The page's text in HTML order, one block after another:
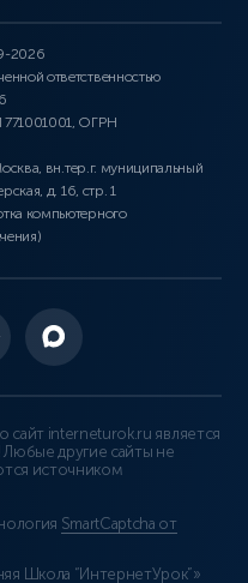
2026
ответственностью
ОГРН
вн.тер.г. муниципальный
д. 16, стр. 1
компьютерного
сайт interneturok.ru является
другие сайты не
источником
SmartCaptcha от
Школа “ИнтернетУрок”»